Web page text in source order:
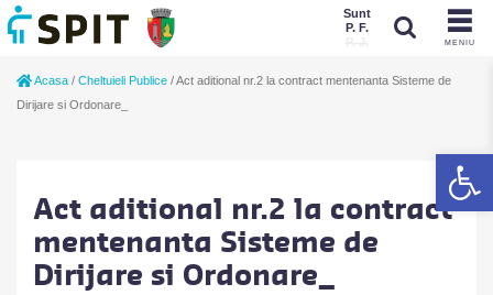
MENIU
Sunt
P. F.
P. J.
Acasa / Cheltuieli Publice /Act aditional nr.2 la contract mentenanta Sisteme de
Dirijare si Ordonare_
Act aditional nr.2 la contract
mentenanta Sisteme de
Dirijare si Ordonare_